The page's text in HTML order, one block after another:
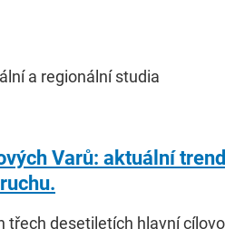
a regionální studia
Varů: aktuální
třech desetiletích hlavní